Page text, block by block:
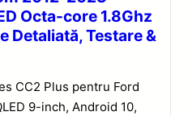
Octa-core 1.8Ghz
Detaliată, Testare &
CC2 Plus pentru Ford
9-inch, Android 10,